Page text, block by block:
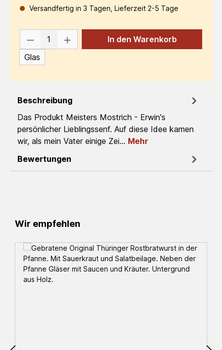
Versandfertig in 3 Tagen, Lieferzeit 2-5 Tage
Produkt Anzahl: Gib den
Glas
In den Warenkorb
Beschreibung
Das Produkt Meisters Mostrich - Erwin's
persönlicher Lieblingssenf. Auf diese Idee kamen
wir, als mein Vater einige Zei… Mehr
Bewertungen
Produktgalerie überspringen
Wir empfehlen